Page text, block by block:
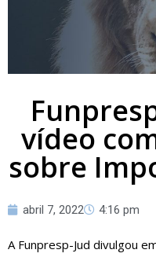
vídeo
sobre
abril 7, 2022 4:16 pm
A Funpresp-Jud divulgou